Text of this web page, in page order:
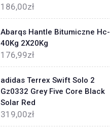
186,00zł
Abarqs Hantle Bitumiczne Hc-
40Kg 2X20Kg
176,99zł
adidas Terrex Swift Solo 2
Gz0332 Grey Five Core Black
Solar Red
319,00zł